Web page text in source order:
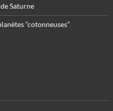
Saturne
“cotonneuses”